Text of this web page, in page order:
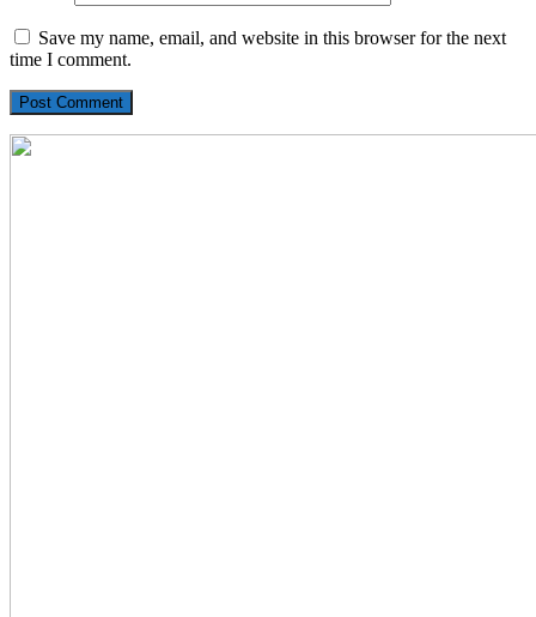
Save my name, email, and website in this browser for the next
time I comment.